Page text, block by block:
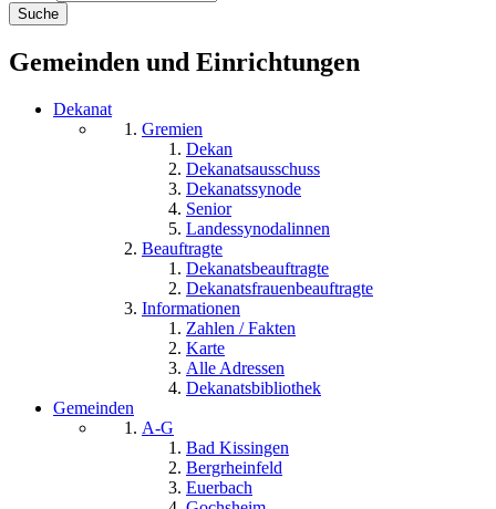
Gemeinden und Einrichtungen
Dekanat
Gremien
Dekan
Dekanatsausschuss
Dekanatssynode
Senior
Landessynodalinnen
Beauftragte
Dekanatsbeauftragte
Dekanatsfrauenbeauftragte
Informationen
Zahlen / Fakten
Karte
Alle Adressen
Dekanatsbibliothek
Gemeinden
A-G
Bad Kissingen
Bergrheinfeld
Euerbach